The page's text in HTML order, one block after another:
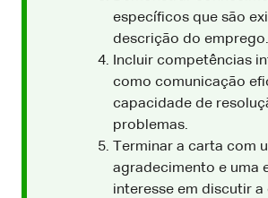
específicos que são
descrição do emprego.
Incluir competências
como comunicação
capacidade de
problemas.
Terminar a carta com
agradecimento e uma
interesse em discutir a